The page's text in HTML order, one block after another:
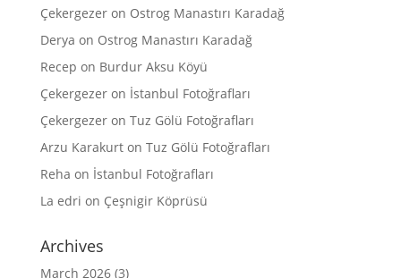
Çekergezeron Ostrog Manastırı Karadağ
Derya on Ostrog Manastırı Karadağ
Recep on Burdur Aksu Köyü
Çekergezeron İstanbul Fotoğrafları
Çekergezeron Tuz Gölü Fotoğrafları
Arzu Karakurton Tuz Gölü Fotoğrafları
Reha on İstanbul Fotoğrafları
La edri on Çeşnigir Köprüsü
Archives
March 2026(3)